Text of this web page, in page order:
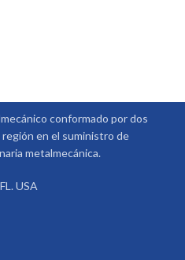
conformado por dos
región en el suministro de
metalmecánica.
USA